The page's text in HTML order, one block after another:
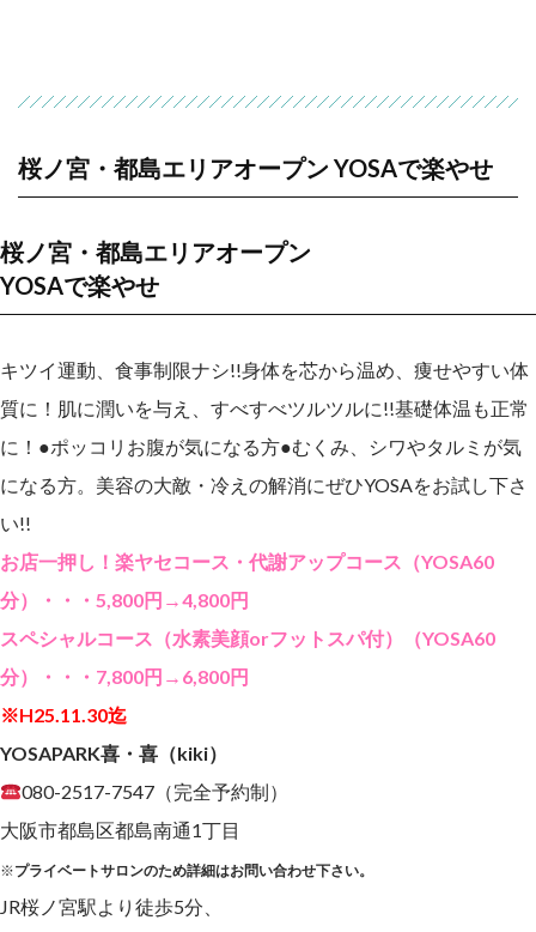
桜ノ宮・都島エリアオープン YOSAで楽やせ
桜ノ宮・都島エリアオープン
YOSAで楽やせ
キツイ運動、食事制限ナシ!!身体を芯から温め、痩せやすい体
質に！肌に潤いを与え、すべすべツルツルに!!基礎体温も正常
に！●ポッコリお腹が気になる方●むくみ、シワやタルミが気
になる方。美容の大敵・冷えの解消にぜひYOSAをお試し下さ
い!!
お店一押し！楽ヤセコース・代謝アップコース（YOSA60
分）・・・5,800円→4,800円
スペシャルコース（水素美顔orフットスパ付）（YOSA60
分）・・・7,800円→6,800円
※H25.11.30迄
YOSAPARK喜・喜（kiki）
080-2517-7547（完全予約制）
大阪市都島区都島南通1丁目
※プライベートサロンのため詳細はお問い合わせ下さい。
JR桜ノ宮駅より徒歩5分、